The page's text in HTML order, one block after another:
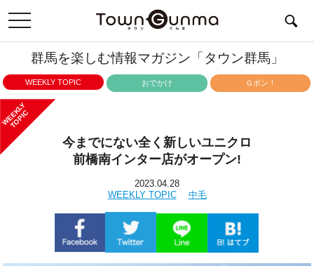
toggle
navigation
群馬を楽しむ情報マガジン「タウン群馬」
WEEKLY TOPIC おでかけ Ｇポン！
WEEKLY
TOPIC
今までにない全く新しいユニクロ
前橋南インター店がオープン!
2023.04.28
WEEKLY TOPIC
中毛